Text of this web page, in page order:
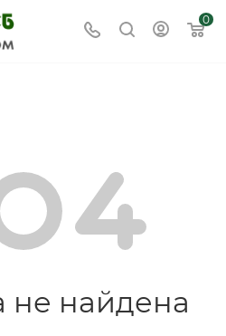
0
не найдена